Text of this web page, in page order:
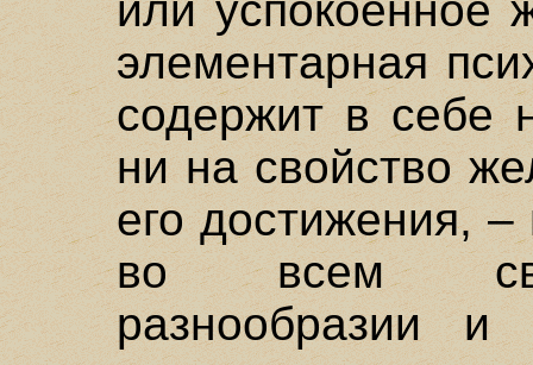
или успокоенное
элементарная
содержит в себе
ни на свойство
его достижения, –
во всем
разнообразии и